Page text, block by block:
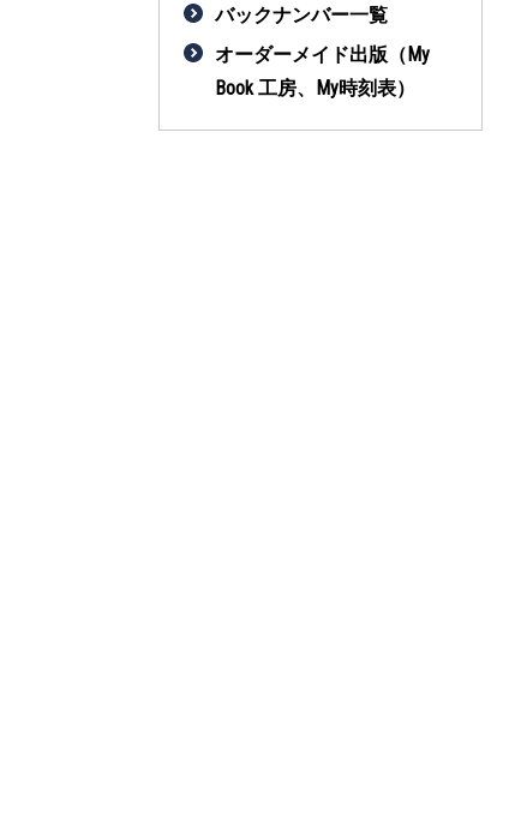
バックナンバー一覧
オーダーメイド出版（My
Book 工房、My時刻表）